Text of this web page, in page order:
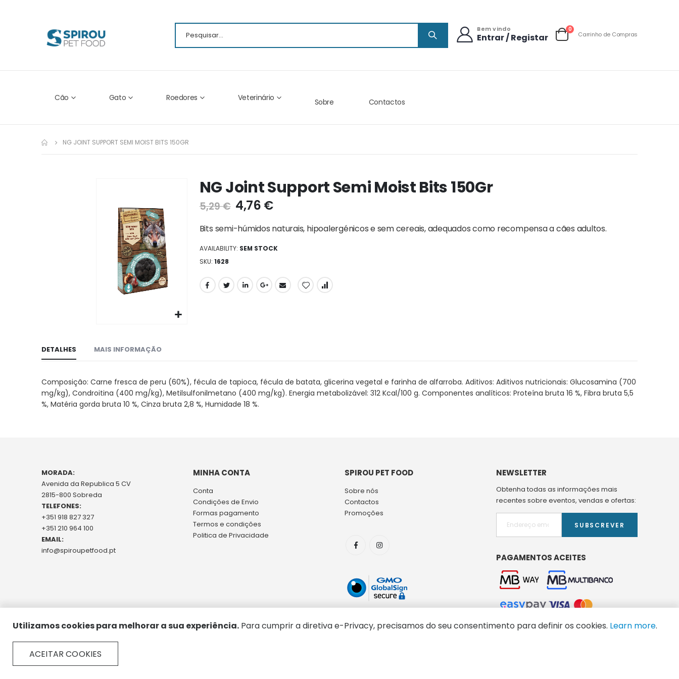
Utilizamos cookies para melhorar a sua experiência. Para cumprir a diretiva e-Privacy, precisamos do seu consentimento para definir os cookies. Learn more.
ACEITAR COOKIES
Bem vindo
Entrar / Registar Carrinho
0items
Carrinho de Compras
Cão Gato Roedores Veterinário Sobre Contactos
NG JOINT SUPPORT SEMI MOIST BITS 150GR
o
início
galeria
de
imagens
NG Joint Support Semi Moist Bits 150Gr
5,29 € 4,76 €
Bits semi-húmidos naturais, hipoalergénicos e sem cereais, adequados como recompensa a cães adultos.
AVAILABILITY: SEM STOCK
SKU 1628
DETALHES
Composição: Carne fresca de peru (60%), fécula de tapioca, fécula de batata, glicerina vegetal e farinha de alfarroba. Aditivos: Aditivos nutricionais: Glucosamina (700
mg/kg), Condroitina (400 mg/kg), Metilsulfonilmetano (400 mg/kg). Energia metabolizável: 312 Kcal/100 g. Componentes analíticos: Proteína bruta 16 %, Fibra bruta 5,5
%, Matéria gorda bruta 10 %, Cinza bruta 2,8 %, Humidade 18 %.
MAIS INFORMAÇÃO
MORADA:
Avenida da Republica 5 CV
2815-800 Sobreda
TELEFONES:
+351 918 827 327
+351 210 964 100
EMAIL:
info@spiroupetfood.pt
MINHA CONTA
Conta
Condições de Envio
Formas pagamento
Termos e condições
Politica de Privacidade
SPIROU PET FOOD
Sobre nós
Contactos
Promoções
NEWSLETTER
Obtenha todas as informações mais
recentes sobre eventos, vendas e ofertas:
SUBSCREVER
PAGAMENTOS ACEITES